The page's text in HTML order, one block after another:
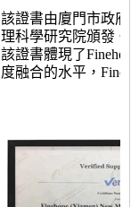
該證書由廈門市政府
理科學研究院頒發。
該證書體現了
度融合的水平，